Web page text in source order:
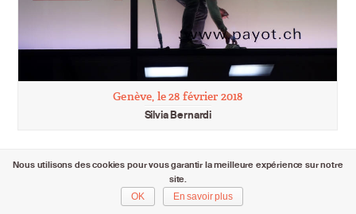
Genève, le 28 février 2018
Silvia Bernardi
Nous utilisons des cookies pour vous garantir la meilleure expérience sur notre
site.
OK
En savoir plus